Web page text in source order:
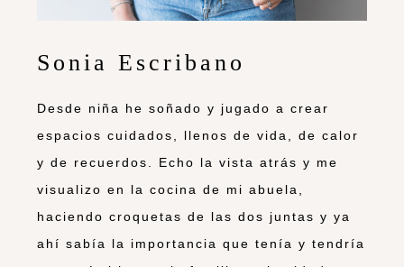
Sonia Escribano
Desde niña he soñado y jugado a crear
espacios cuidados, llenos de vida, de calor
y de recuerdos. Echo la vista atrás y me
visualizo en la cocina de mi abuela,
haciendo croquetas de las dos juntas y ya
ahí sabía la importancia que tenía y tendría